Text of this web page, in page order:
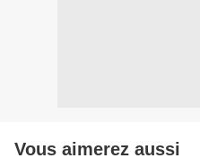
Vous aimerez aussi